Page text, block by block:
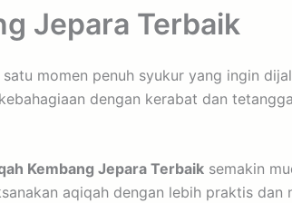
Jepara Terbaik
momen penuh syukur yang ingin
dengan kerabat dan
Kembang Jepara Terbaik semakin
aqiqah dengan lebih praktis dan